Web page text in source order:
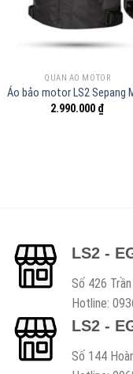
QUẦN ÁO MOTOR
Áo bảo motor LS2 Sepang
2.990.000 ₫
LS2 -
Số 426
Hotline:
LS2 -
Số 144